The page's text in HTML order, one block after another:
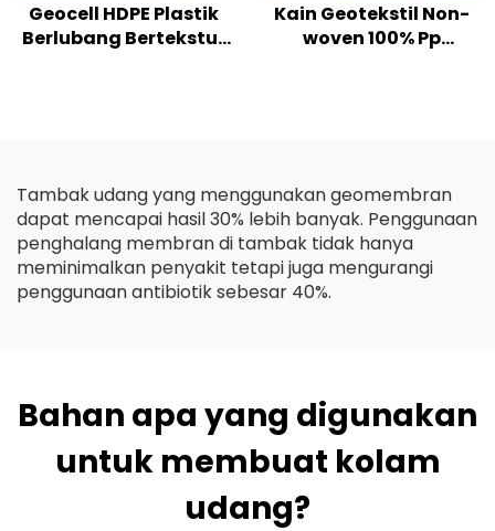
Geocell HDPE Plastik
Berlubang Bertekstur
Kain Geotekstil Non-
woven 100% Pp
Tambak udang yang menggunakan geomembran
dapat mencapai hasil 30% lebih banyak. Penggunaan
penghalang membran di tambak tidak hanya
meminimalkan penyakit tetapi juga mengurangi
penggunaan antibiotik sebesar 40%.
Bahan apa yang digunakan
untuk membuat kolam
udang?